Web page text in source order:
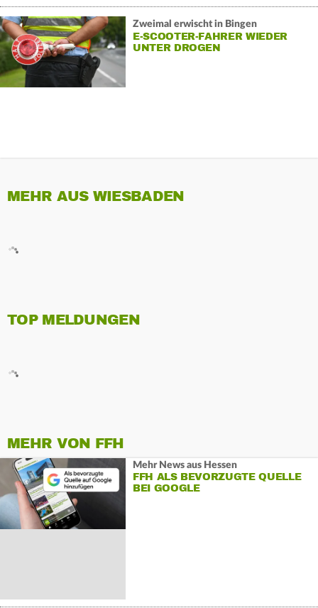
Zweimal erwischt in Bingen
E-SCOOTER-FAHRER WIEDER
UNTER DROGEN
MEHR AUS WIESBADEN
TOP MELDUNGEN
MEHR VON FFH
Mehr News aus Hessen
FFH ALS BEVORZUGTE QUELLE
BEI GOOGLE